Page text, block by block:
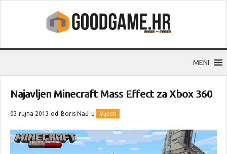
MENI
Najavljen Minecraft Mass Effect za Xbox 360
03 rujna 2013 od Boris Nađ u Vijesti